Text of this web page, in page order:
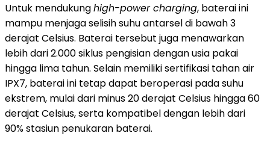
Untuk mendukunghigh-power charging, baterai ini
mampu menjaga selisih suhu antarsel di bawah 3
derajat Celsius. Baterai tersebut juga menawarkan
lebih dari 2.000 siklus pengisian dengan usia pakai
hingga lima tahun. Selain memiliki sertifikasi tahan air
IPX7, baterai ini tetap dapat beroperasi pada suhu
ekstrem, mulai dari minus 20 derajat Celsius hingga 60
derajat Celsius, serta kompatibel dengan lebih dari
90% stasiun penukaran baterai.